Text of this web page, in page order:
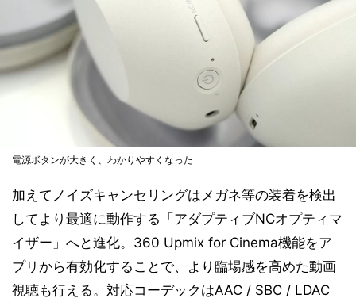
電源ボタンが大きく、わかりやすくなった
加えてノイズキャンセリングはメガネ等の装着を検出
してより最適に動作する「アダプティブNCオプティマ
イザー」へと進化。360 Upmix for Cinema機能をア
プリから有効化することで、より臨場感を高めた動画
視聴も行える。対応コーデックはAAC / SBC / LDAC